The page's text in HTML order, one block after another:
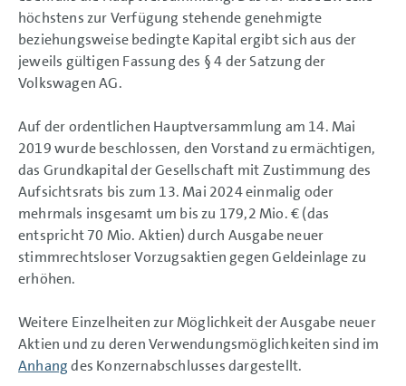
höchstens zur Verfügung stehende genehmigte
beziehungsweise bedingte Kapital ergibt sich aus der
jeweils gültigen Fassung des § 4 der Satzung der
Volkswagen AG.
Auf der ordentlichen Hauptversammlung am 14. Mai
2019 wurde beschlossen, den Vorstand zu ermächtigen,
das Grundkapital der Gesellschaft mit Zustimmung des
Aufsichtsrats bis zum 13. Mai 2024 einmalig oder
mehrmals insgesamt um bis zu 179,2 Mio. €(das
entspricht70 Mio. Aktien) durch Ausgabe neuer
stimmrechtsloser Vorzugsaktien gegen Geldeinlage zu
erhöhen.
Weitere Einzelheiten zur Möglichkeit der Ausgabe neuer
Aktien und zu deren Verwendungsmöglichkeiten sind im
Anhangdes Konzernabschlusses dargestellt.